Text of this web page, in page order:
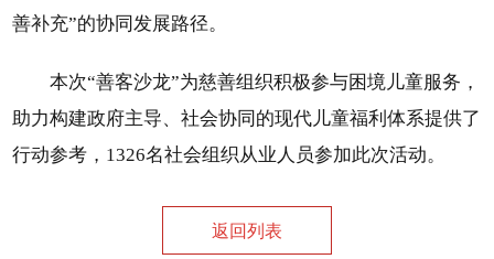
善补充”的协同发展路径。
本次“善客沙龙”为慈善组织积极参与困境儿童服务，
助力构建政府主导、社会协同的现代儿童福利体系提供了
行动参考，1326名社会组织从业人员参加此次活动。
返回列表